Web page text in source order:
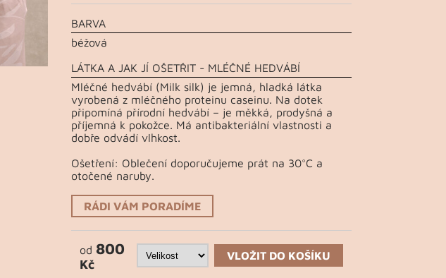
BARVA
béžová
LÁTKA A JAK JÍ OŠETŘIT - MLÉČNÉ HEDVÁBÍ
Mléčné hedvábí (Milk silk) je jemná, hladká látka
vyrobená z mléčného proteinu caseinu. Na dotek
připomíná přírodní hedvábí – je měkká, prodyšná a
příjemná k pokožce. Má antibakteriální vlastnosti a
dobře odvádí vlhkost.
Ošetření: Oblečení doporučujeme prát na 30°C a
otočené naruby.
RÁDI VÁM PORADÍME
od 800
Kč
VLOŽIT DO KOŠÍKU